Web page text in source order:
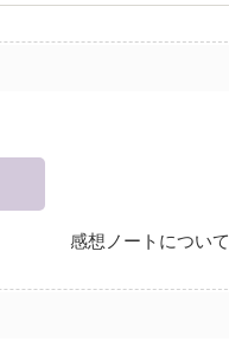
感想ノートについて